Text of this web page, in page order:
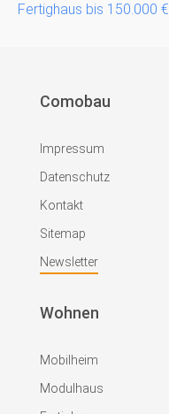
Fertighaus bis 150.000 €
Comobau
Impressum
Datenschutz
Kontakt
Sitemap
Newsletter
Wohnen
Mobilheim
Modulhaus